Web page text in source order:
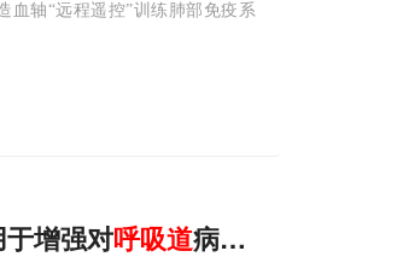
血轴“远程遥控”训练肺部免疫系
增强对呼吸道病原体记忆性T